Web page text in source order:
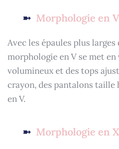
Morphologie en V
Avec les épaules plus larges
morphologie en V se met en
volumineux et des tops
crayon, des pantalons taille
en V.
Morphologie en X